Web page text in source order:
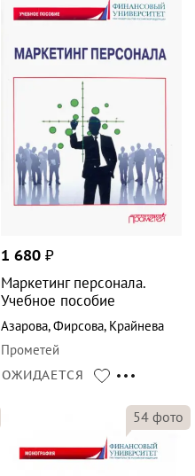
1 680 ₽
Маркетинг персонала.
Учебное пособие
Азарова,Фирсова, Крайнева
Прометей
ОЖИДАЕТСЯ
54 фото